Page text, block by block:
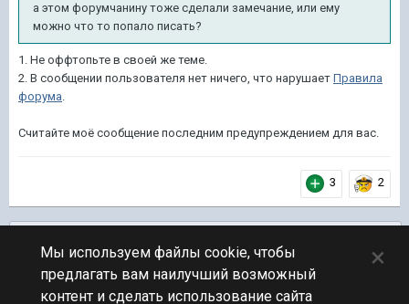
а этом форумчанину тоже сделали замечание, или ему
можно что то попало писать?
1. Не оффтопьте в своей же теме.
2. В сообщении пользователя нет ничего, что нарушает Правила
форума.
Считайте моё сообщение последним предупреждением для вас.
3 2
ПЕРЕЙТИ К СПИСКУ ТЕМ
Мы используем файлы cookie, чтобы
предлагать вам наилучший возможный
контент и сделать использование сайта
×